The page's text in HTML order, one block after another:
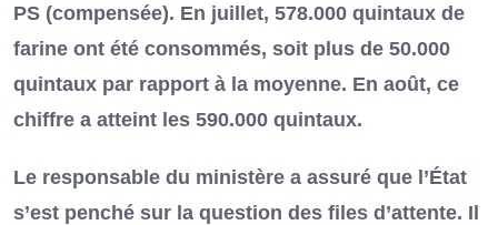
PS (compensée). En juillet, 578.000 quintaux de
farine ont été consommés, soit plus de 50.000
quintaux par rapport à la moyenne. En août, ce
chiffre a atteint les 590.000 quintaux.
Le responsable du ministère a assuré que l’État
s’est penché sur la question des files d’attente. Il